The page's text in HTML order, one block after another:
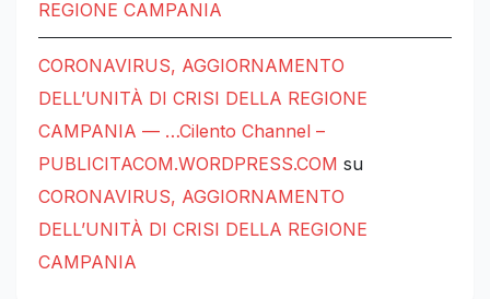
REGIONE CAMPANIA
CORONAVIRUS, AGGIORNAMENTO
DELL’UNITÀ DI CRISI DELLA REGIONE
CAMPANIA — …Cilento Channel –
PUBLICITACOM.WORDPRESS.COM su
CORONAVIRUS, AGGIORNAMENTO
DELL’UNITÀ DI CRISI DELLA REGIONE
CAMPANIA